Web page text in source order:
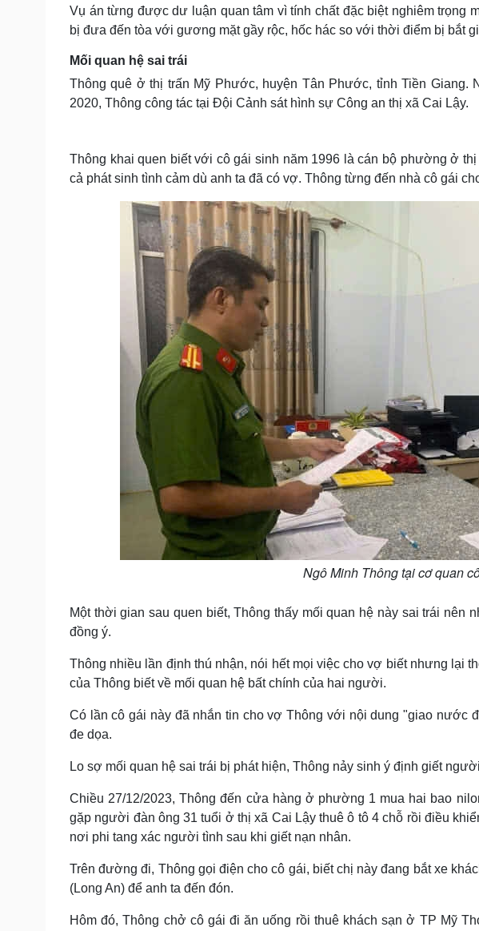
Dinh dưỡng - món ngon
Cây thuốc
Nhi khoa
Làm đẹp - giảm cân
Phòng mạch online
Nhà đẹp
Blog
Tình yêu - Gia đình
Sân khấu - Điện
Văn học
Cải chính
Vụ án từng được dư luận quan tâm vì tính chất đặc biệt nghiêm trọng
bị đưa đến tòa với gương mặt gầy rộc, hốc hác so với thời điểm bị bắt
Mối quan hệ sai trái
Thông quê ở thị trấn Mỹ Phước, huyện Tân Phước, tỉnh Tiền Giang.
2020, Thông công tác tại Đội Cảnh sát hình sự Công an thị xã Cai Lậy.
Thông khai quen biết với cô gái sinh năm 1996 là cán bộ phường ở
cả phát sinh tình cảm dù anh ta đã có vợ. Thông từng đến nhà cô gái
Ngô Minh Thông tại cơ quan
Một thời gian sau quen biết, Thông thấy mối quan hệ này sai trái nên
đồng ý.
Thông nhiều lần định thú nhận, nói hết mọi việc cho vợ biết nhưng lại
của Thông biết về mối quan hệ bất chính của hai người.
Có lần cô gái này đã nhắn tin cho vợ Thông với nội dung "giao nước
đe dọa.
Lo sợ mối quan hệ sai trái bị phát hiện, Thông nảy sinh ý định giết
Chiều 27/12/2023, Thông đến cửa hàng ở phường 1 mua hai bao
gặp người đàn ông 31 tuổi ở thị xã Cai Lậy thuê ô tô 4 chỗ rồi điều
nơi phi tang xác người tình sau khi giết nạn nhân.
Trên đường đi, Thông gọi điện cho cô gái, biết chị này đang bắt xe
(Long An) để anh ta đến đón.
Hôm đó, Thông chở cô gái đi ăn uống rồi thuê khách sạn ở TP Mỹ